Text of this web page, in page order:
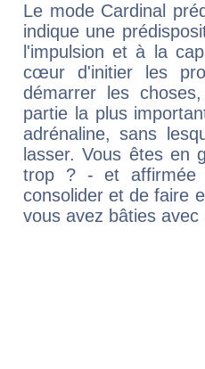
Le mode Cardinal
indique une
l'impulsion et à la
cœur d'initier les
démarrer les
partie la plus
adrénaline, sans
lasser. Vous êtes en
trop ? - et affirmée
consolider et de faire
vous avez bâties avec